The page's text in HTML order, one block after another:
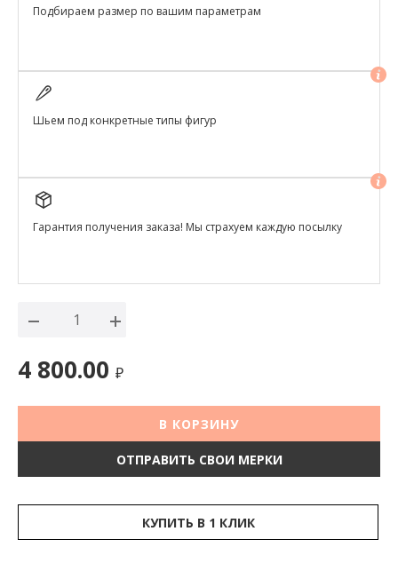
Подбираем размер по вашим параметрам
Шьем под конкретные типы фигур
Гарантия получения заказа! Мы страхуем каждую посылку
4 800.00 ₽
В КОРЗИНУ
ОТПРАВИТЬ СВОИ МЕРКИ
КУПИТЬ В 1 КЛИК